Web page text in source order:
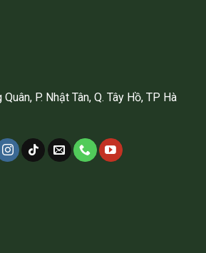
P. Nhật Tân, Q. Tây Hồ, TP Hà